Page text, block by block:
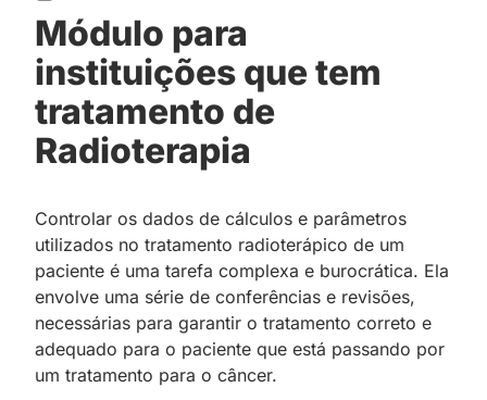
Módulo para
instituições que tem
tratamento de
Radioterapia
Controlar os dados de cálculos e parâmetros
utilizados no tratamento radioterápico de um
paciente é uma tarefa complexa e burocrática. Ela
envolve uma série de conferências e revisões,
necessárias para garantir o tratamento correto e
adequado para o paciente que está passando por
um tratamento para o câncer.